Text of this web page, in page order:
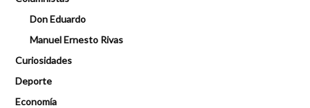
Don Eduardo
Manuel Ernesto Rivas
Curiosidades
Deporte
Economía